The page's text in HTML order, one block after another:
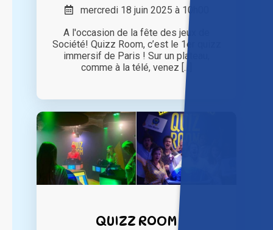
mercredi 18 juin 2025 à 10h00
A l'occasion de la fête des jeux de
Société! Quizz Room, c’est le 1er quizz
immersif de Paris ! Sur un plateau,
comme à la télé, venez [...]
QUIZZ ROOM